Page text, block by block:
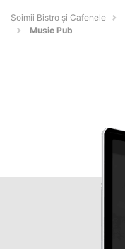
Șoimii Bistro și Cafenele
Music Pub